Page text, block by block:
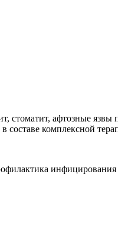
афтозные язвы
составе комплексной
инфицирования